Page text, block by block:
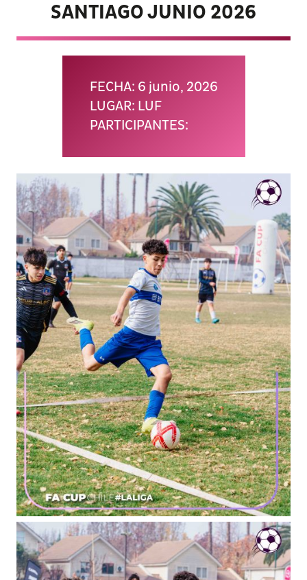
SANTIAGO JUNIO 2026
FECHA: 6 junio, 2026
LUGAR: LUF
PARTICIPANTES: